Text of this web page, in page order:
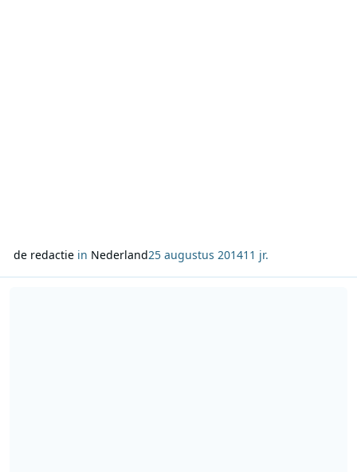
de redactiein Nederland25 augustus 201411 jr.